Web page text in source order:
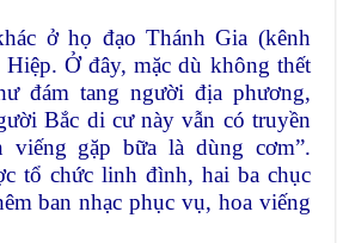
ở họ đạo Thánh Gia (kênh
Ở đây, mặc dù không thết
đám tang người địa phương,
Bắc di cư này vẫn có truyền
viếng gặp bữa là dùng cơm”.
tổ chức linh đình, hai ba chục
ban nhạc phục vụ, hoa viếng